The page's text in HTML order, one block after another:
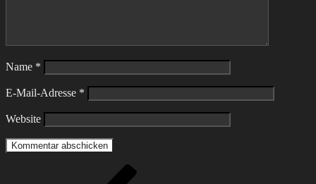
Name *
E-Mail-Adresse *
Website
Beitragsnavigation